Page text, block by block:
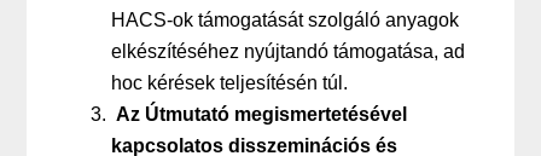
HACS-ok támogatását szolgáló anyagok
elkészítéséhez nyújtandó támogatása, ad
hoc kérések teljesítésén túl.
Az Útmutató megismertetésével
kapcsolatos disszeminációs és